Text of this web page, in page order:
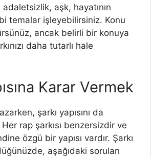
aşk, hayatının
temalar işleyebilirsiniz. Konu
ancak belirli bir konuya
daha tutarlı hale
Karar Vermek
şarkı yapısını da
Her rap şarkısı benzersizdir ve
özgü bir yapısı vardır. Şarkı
aşağıdaki soruları